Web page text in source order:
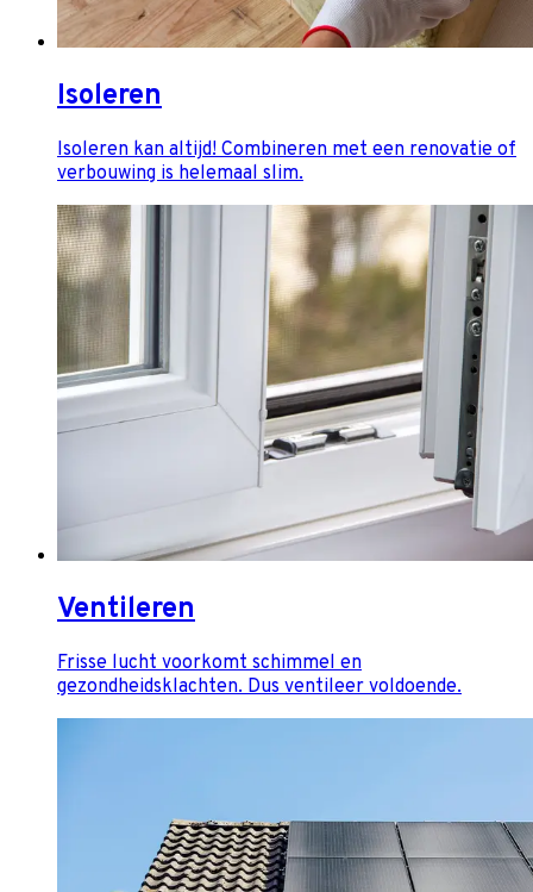
Isoleren
Isoleren kan altijd! Combineren met een renovatie of
verbouwing is helemaal slim.
Ventileren
Frisse lucht voorkomt schimmel en
gezondheidsklachten. Dus ventileer voldoende.